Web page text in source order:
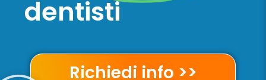
dentisti
Richiedi info >>